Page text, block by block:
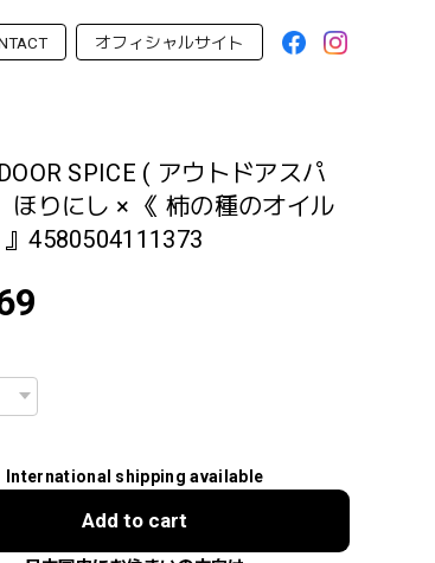
オフィシャルサイト
SPICE ( アウトドアスパ
りにし × 《 柿の種のオイル
4580504111373
International shipping available
Add to cart